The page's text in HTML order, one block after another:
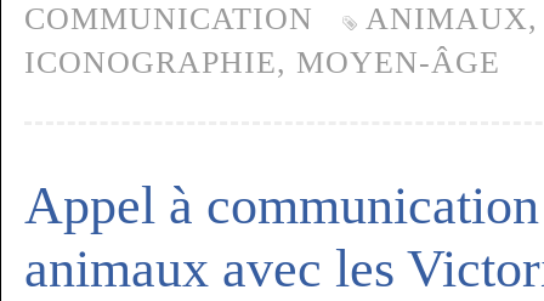
COMMUNICATION
ANIMAUX
ICONOGRAPHIE, MOYEN-ÂGE
Appel à
animaux avec les